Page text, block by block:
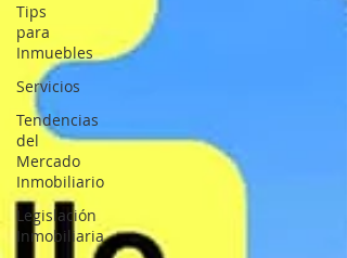
Tips
para
Inmuebles
Servicios
Tendencias
del
Mercado
Inmobiliario
Legislación
Inmobiliaria